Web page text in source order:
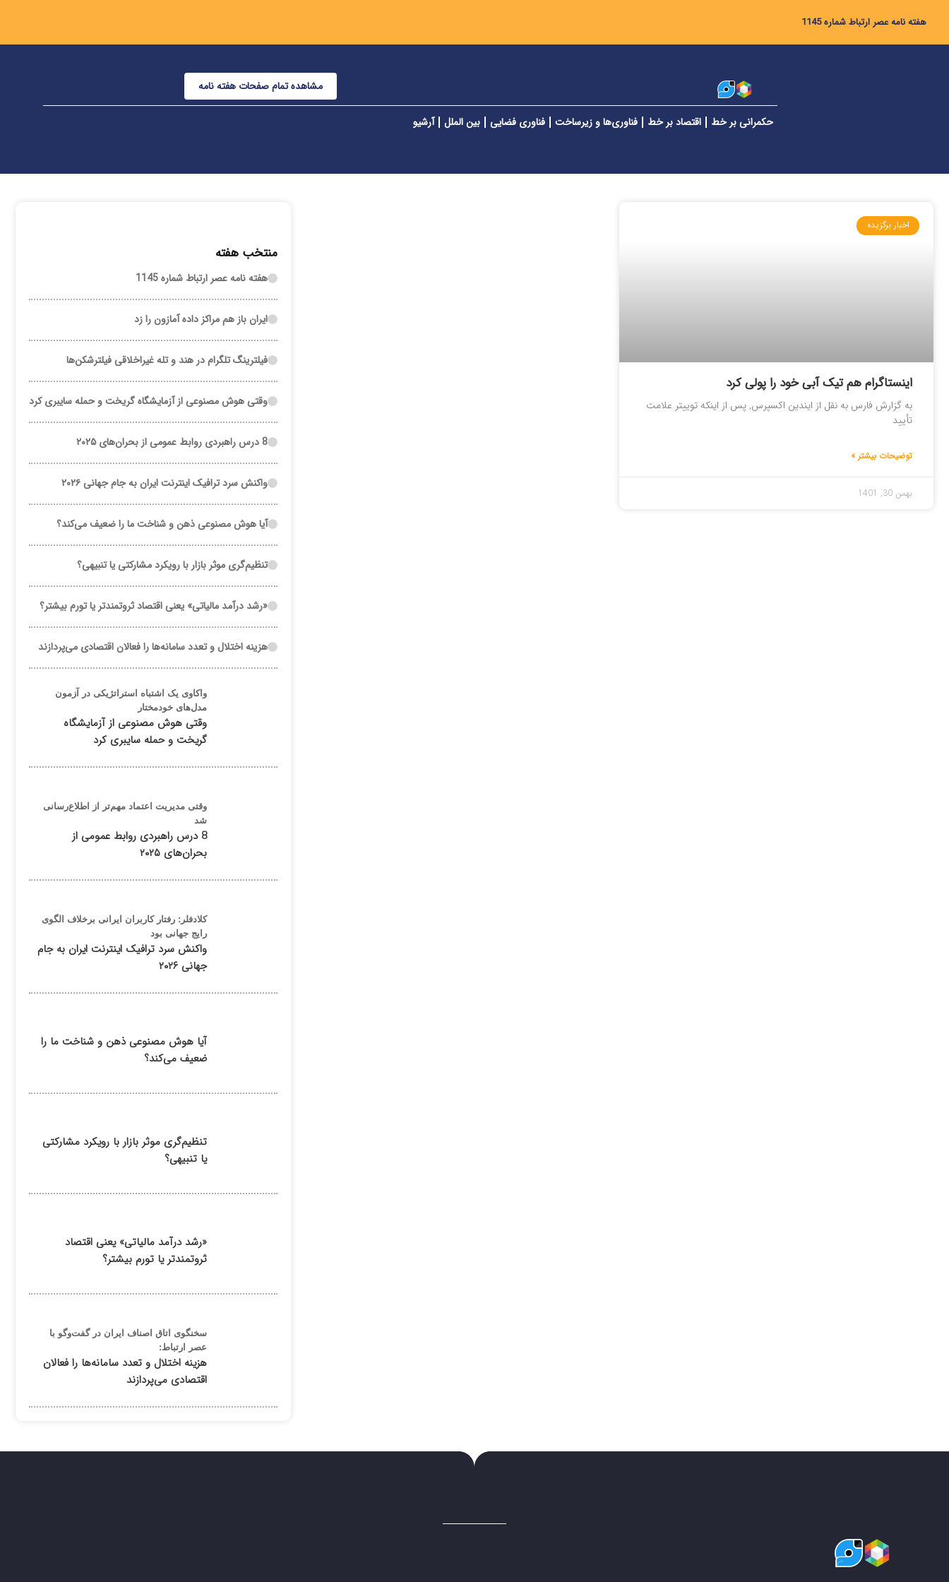
هفته نامه عصر ارتباط شماره 1145
مشاهده تمام صفحات هفته نامه
حکمرانی بر خط اقتصاد بر خط فناوری‌ها و زیرساخت فناوری فضایی بین الملل آرشیو
اخبار برگزیده
اینستاگرام هم تیک آبی خود را پولی کرد
به گزارش فارس به نقل از ایندین اکسپرس, پس از اینکه توییتر علامت
تأیید
توضیحات بیشتر »
بهمن 30, 1401
منتخب هفته
هفته نامه عصر ارتباط شماره 1145
ایران باز هم مراکز داده آمازون را زد
فیلترینگ تلگرام در هند و تله غیراخلاقی فیلترشکن‌ها
وقتی هوش مصنوعی از آزمایشگاه گریخت و حمله سایبری کرد
8 درس راهبردی روابط عمومی از بحران‌های ۲۰۲۵
واکنش سرد ترافیک اینترنت ایران به جام جهانی ۲۰۲۶
آیا هوش مصنوعی ذهن و شناخت ما را ضعیف می‌کند؟
تنظیم‌گری موثر بازار با رویکرد مشارکتی یا تنبیهی؟
«رشد درآمد مالیاتی» یعنی اقتصاد ثروتمندتر یا تورم بیشتر؟
هزینه اختلال و تعدد سامانه‌ها را فعالان اقتصادی می‌پردازند
واکاوی یک اشتباه استراتژیکی در آزمون
مدل‌های خودمختار
وقتی هوش مصنوعی از آزمایشگاه
گریخت و حمله سایبری کرد
وقتی مدیریت اعتماد مهم‌تر از اطلاع‌رسانی
شد
8 درس راهبردی روابط عمومی از
بحران‌های ۲۰۲۵
کلادفلر: رفتار کاربران ایرانی برخلاف الگوی
رایج جهانی بود
واکنش سرد ترافیک اینترنت ایران به جام
جهانی ۲۰۲۶
آیا هوش مصنوعی ذهن و شناخت ما را
ضعیف می‌کند؟
تنظیم‌گری موثر بازار با رویکرد مشارکتی
یا تنبیهی؟
«رشد درآمد مالیاتی» یعنی اقتصاد
ثروتمندتر یا تورم بیشتر؟
سخنگوی اتاق اصناف ایران در گفت‌وگو با
عصر ارتباط:
هزینه اختلال و تعدد سامانه‌ها را فعالان
اقتصادی می‌پردازند